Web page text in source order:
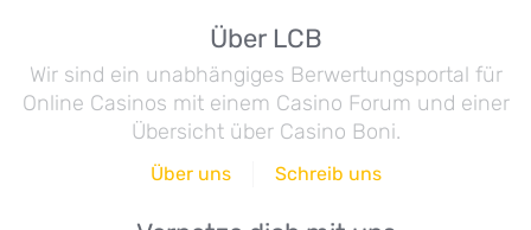
Über LCB
Wir sind ein unabhängiges Berwertungsportal für
Online Casinos mit einem Casino Forum und einer
Übersicht über Casino Boni.
Über uns Schreib uns